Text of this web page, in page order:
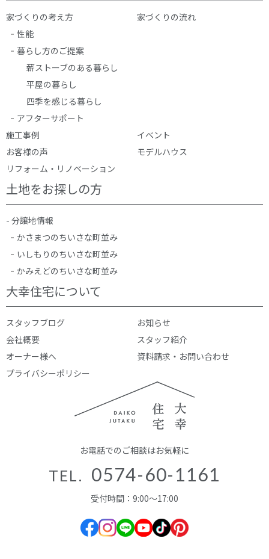
お電話でのご相談はお気軽に
TEL. 0574-60-1161
受付時間：9:00～17:00
家づくりの考え方
性能
暮らし方のご提案
薪ストーブのある暮らし
平屋の暮らし
四季を感じる暮らし
アフターサポート
家づくりの流れ
施工事例
イベント
お客様の声
モデルハウス
リフォーム・リノベーション
土地をお探しの方
- 分譲地情報
かさまつのちいさな町並み
いしもりのちいさな町並み
かみえどのちいさな町並み
大幸住宅について
スタッフブログ
お知らせ
会社概要
スタッフ紹介
オーナー様へ
資料請求・お問い合わせ
プライバシーポリシー